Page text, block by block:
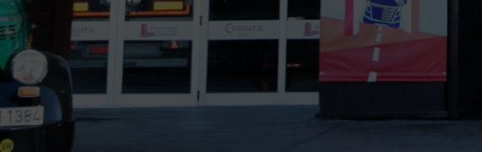
En el Comité Nacional de Transporte por